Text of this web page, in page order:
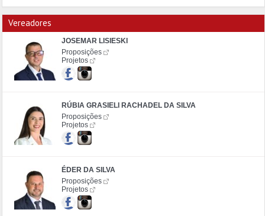
Vereadores
JOSEMAR LISIESKI
Proposições
Projetos
RÚBIA GRASIELI RACHADEL DA SILVA
Proposições
Projetos
ÉDER DA SILVA
Proposições
Projetos